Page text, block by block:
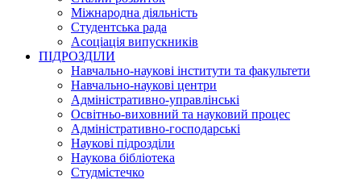
Міжнародна діяльність
Студентська рада
Асоціація випускників
ПІДРОЗДІЛИ
Навчально-наукові інститути та факультети
Навчально-наукові центри
Адміністративно-управлінські
Освітньо-виховний та науковий процес
Адміністративно-господарські
Наукові підрозділи
Наукова бібліотека
Студмістечко